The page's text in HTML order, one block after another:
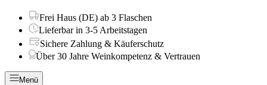
Frei Haus (DE) ab 3 Flaschen
Lieferbar in 3-5 Arbeitstagen
Sichere Zahlung & Käuferschutz
Über 30 Jahre Weinkompetenz & Vertrauen
Menü